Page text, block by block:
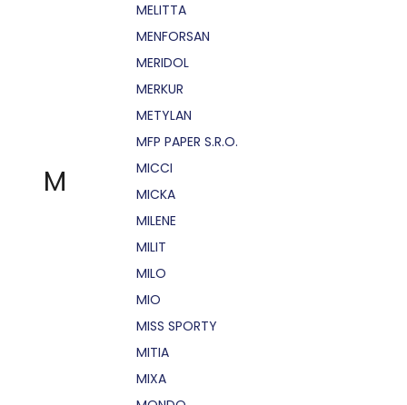
M
MELITTA
MENFORSAN
MERIDOL
MERKUR
METYLAN
MFP PAPER S.R.O.
MICCI
MICKA
MILENE
MILIT
MILO
MIO
MISS SPORTY
MITIA
MIXA